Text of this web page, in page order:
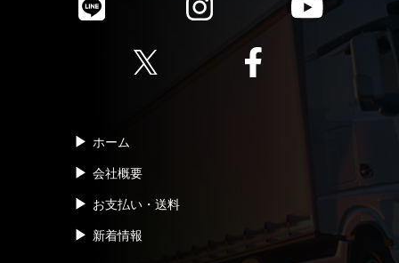
ホーム
会社概要
お支払い・送料
新着情報